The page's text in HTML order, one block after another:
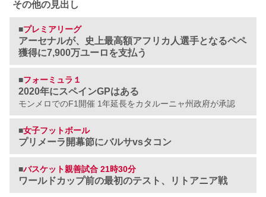
その他の見出し
■プレミアリーグ
アーセナルが、史上最高額アフリカ人選手となるペペ
獲得に7,900万ユーロを支払う
■フォーミュラ１
2020年にスペインGPはある
モンメロでのF1開催 1年延長をカタルーニャ州政府が承認
■女子フットボール
プリメーラ開幕節にバルサvsタコン
■バスケット親善試合 21時30分
ワールドカップ前の最初のテスト、リトアニア戦